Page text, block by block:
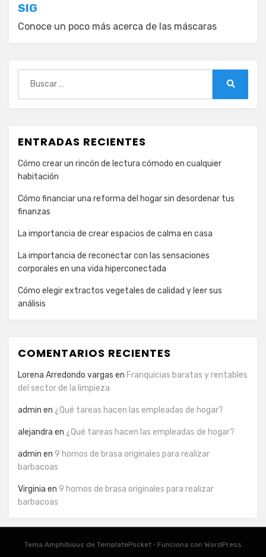
SIG
Conoce un poco más acerca de las máscaras
ENTRADAS RECIENTES
Cómo crear un rincón de lectura cómodo en cualquier
habitación
Cómo financiar una reforma del hogar sin desordenar tus
finanzas
La importancia de crear espacios de calma en casa
La importancia de reconectar con las sensaciones
corporales en una vida hiperconectada
Cómo elegir extractos vegetales de calidad y leer sus
análisis
COMENTARIOS RECIENTES
Lorena Arredondo vargas en Franquicias baratas y rentables
del sector de la limpieza
admin en ¿Qué tareas hacen las empleadas de hogar?
alejandra en ¿Qué tareas hacen las empleadas de hogar?
admin en 9 hornos de brasa originales para realizar
barbacoas
Virginia en 9 hornos de brasa originales para realizar
barbacoas
Tema Amphibious de TemplatePocket ⋅ Funciona con WordPress